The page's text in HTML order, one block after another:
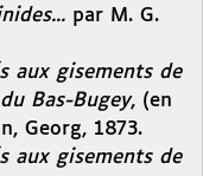
par M. G.
aux gisements de
Bas-Bugey, (en
Georg, 1873.
aux gisements de